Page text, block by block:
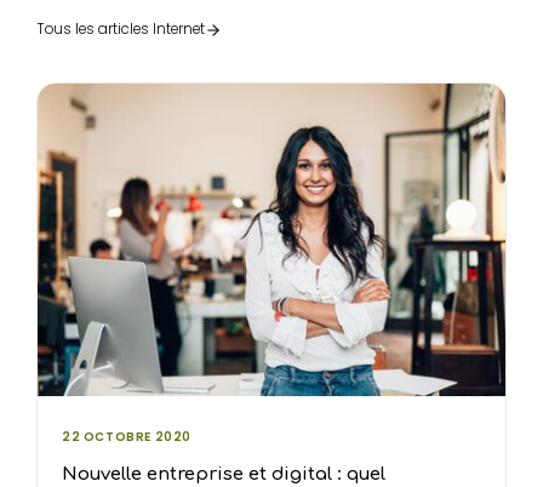
Tous les articles Internet
22 OCTOBRE 2020
Nouvelle entreprise et digital : quel